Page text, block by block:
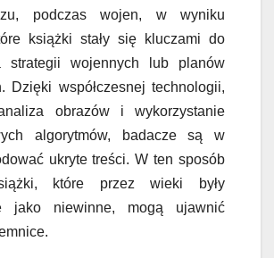
podczas wojen, w wyniku
książki stały się kluczami do
strategii wojennych lub planów
Dzięki współczesnej technologii,
obrazów i wykorzystanie
algorytmów, badacze są w
ukryte treści. W ten sposób
które przez wieki były
jako niewinne, mogą ujawnić